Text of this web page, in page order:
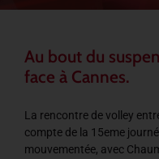
Au bout du
face à Cannes.
La rencontre de volley
compte de la 15eme
mouvementée, avec